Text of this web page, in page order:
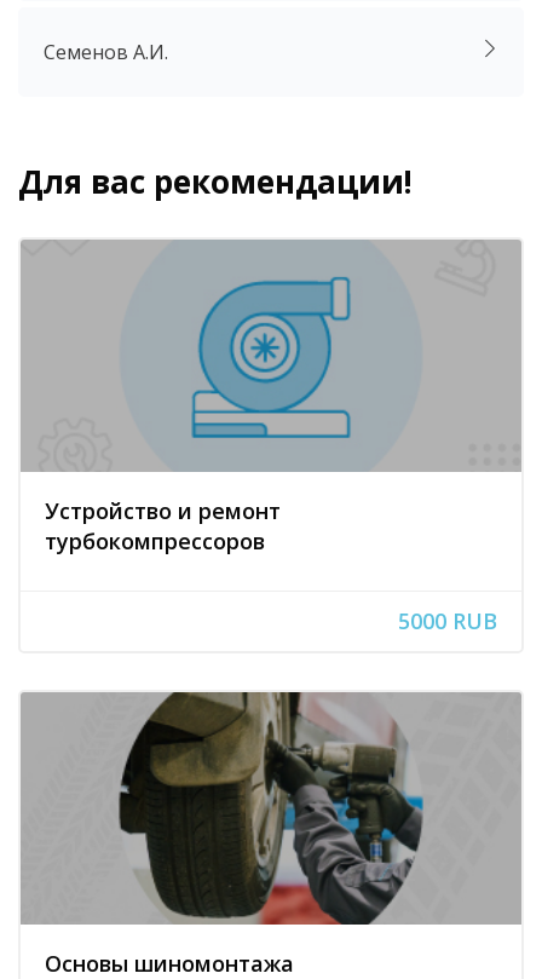
Семенов А.И.
Блоки
Пропустить [Cocoon] Похожие курсы
Для вас рекомендации!
Устройство и ремонт
турбокомпрессоров
5000 RUB
Основы шиномонтажа